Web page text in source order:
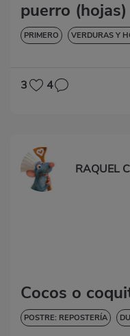
puerro (hojas)
PRIMERO VERDURAS Y
3 4
RAQUEL
Cocos o
POSTRE: REPOSTERÍA